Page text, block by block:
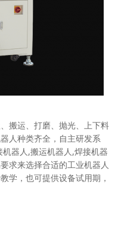
搬运、打磨、抛光、上下料
人种类齐全，自主研发系
器人,搬运机器人,焊接机器
求来选择合适的工业机器人
学，也可提供设备试用期，